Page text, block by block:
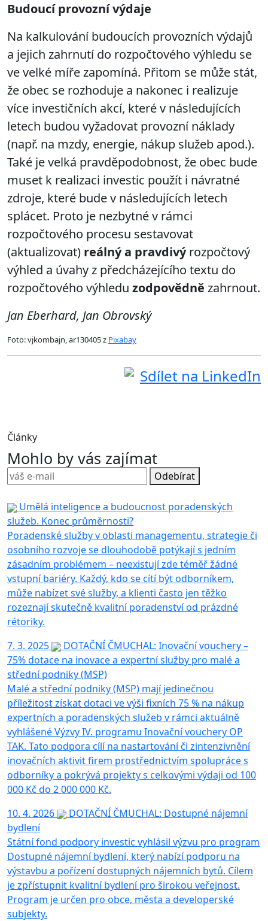
Budoucí provozní výdaje
Na kalkulování budoucích provozních výdajů
a jejich zahrnutí do rozpočtového výhledu se
ve velké míře zapomíná. Přitom se může stát,
že obec se rozhoduje a nakonec i realizuje
více investičních akcí, které v následujících
letech budou vyžadovat provozní náklady
(např. na mzdy, energie, nákup služeb apod.).
Také je velká pravděpodobnost, že obec bude
muset k realizaci investic použít i návratné
zdroje, které bude v následujících letech
splácet. Proto je nezbytné v rámci
rozpočtového procesu sestavovat
(aktualizovat) reálný a pravdivýrozpočtový
výhled a úvahy z předcházejícího textu do
rozpočtového výhledu zodpovědně zahrnout.
Jan Eberhard, Jan Obrovský
Foto: vjkombajn, ar130405 z Pixabay
Sdílet na LinkedIn
Články
Mohlo by vás zajímat
Odebírat
Umělá inteligence a budoucnost poradenských
služeb. Konec průměrnosti?
Poradenské služby v oblasti managementu, strategie či
osobního rozvoje se dlouhodobě potýkají s jedním
zásadním problémem – neexistují zde téměř žádné
vstupní bariéry. Každý, kdo se cítí být odborníkem,
může nabízet své služby, a klienti často jen těžko
rozeznají skutečně kvalitní poradenství od prázdné
rétoriky.
7. 3. 2025
DOTAČNÍ ČMUCHAL: Inovační vouchery –
75% dotace na inovace a expertní služby pro malé a
střední podniky (MSP)
Malé a střední podniky (MSP) mají jedinečnou
příležitost získat dotaci ve výši fixních 75 % na nákup
expertních a poradenských služeb v rámci aktuálně
vyhlášené Výzvy IV. programu Inovační vouchery OP
TAK. Tato podpora cílí na nastartování či zintenzivnění
inovačních aktivit firem prostřednictvím spolupráce s
odborníky a pokrývá projekty s celkovými výdaji od 100
000 Kč do 2 000 000 Kč.
10. 4. 2026
DOTAČNÍ ČMUCHAL: Dostupné nájemní
bydlení
Státní fond podpory investic vyhlásil výzvu pro program
Dostupné nájemní bydlení, který nabízí podporu na
výstavbu a pořízení dostupných nájemních bytů. Cílem
je zpřístupnit kvalitní bydlení pro širokou veřejnost.
Program je určen pro obce, města a developerské
subjekty.